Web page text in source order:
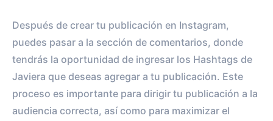
Después de crear tu publicación en Instagram,
puedes pasar a la sección de comentarios, donde
tendrás la oportunidad de ingresar los Hashtags de
Javiera que deseas agregar a tu publicación. Este
proceso es importante para dirigir tu publicación a la
audiencia correcta, así como para maximizar el